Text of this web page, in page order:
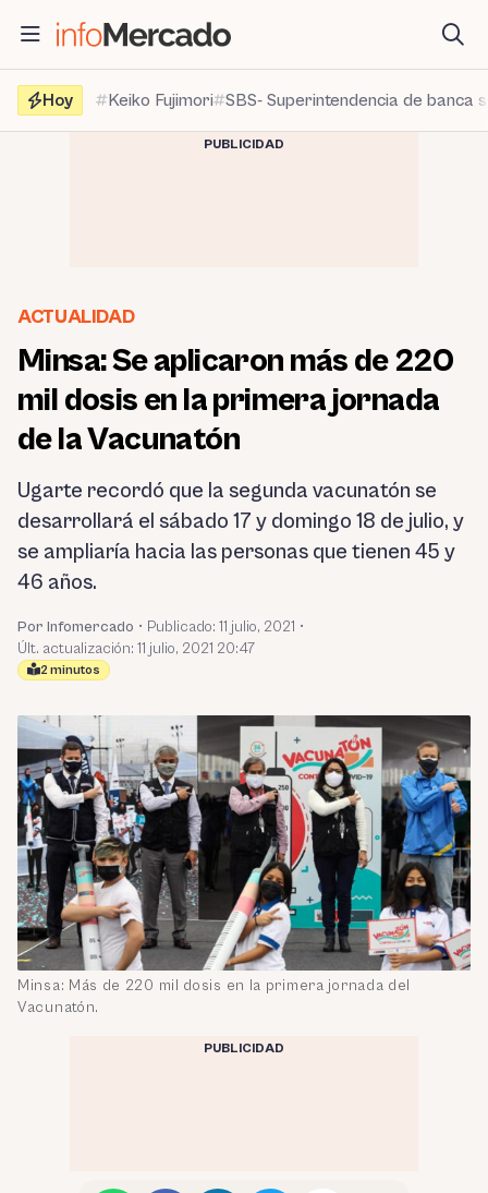
contenido
Hoy
Keiko Fujimori SBS- Superintendencia de banca
PUBLICIDAD
ACTUALIDAD
Minsa: Se aplicaron más de 220
mil dosis en la primera jornada
de la Vacunatón
Ugarte recordó que la segunda vacunatón se
desarrollará el sábado 17 y domingo 18 de julio, y
se ampliaría hacia las personas que tienen 45 y
46 años.
Por Infomercado • Publicado: 11 julio, 2021 •
Últ. actualización: 11 julio, 2021 20:47
2 minutos
Minsa: Más de 220 mil dosis en la primera jornada del
Vacunatón.
PUBLICIDAD